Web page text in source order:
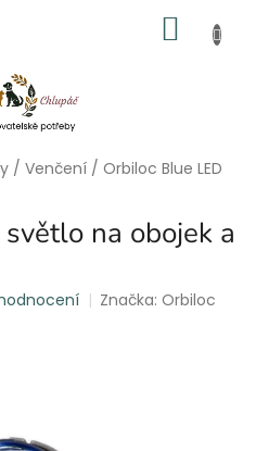
/ Venčení / Orbiloc Blue LED
na obojek a
Značka:Orbiloc